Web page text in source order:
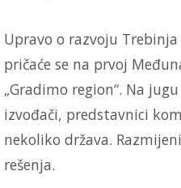
Upravo o razvoju
pričaće se na prvoj
„Gradimo region“. Na
izvođači, predstavnici
nekoliko država.
rešenja.